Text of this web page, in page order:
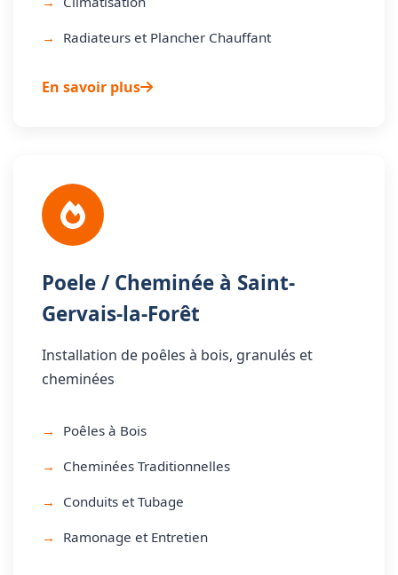
Radiateurs et Plancher Chauffant
En savoir plus
Poele / Cheminée à Saint-
Gervais-la-Forêt
Installation de poêles à bois, granulés et
cheminées
Poêles à Bois
Cheminées Traditionnelles
Conduits et Tubage
Ramonage et Entretien